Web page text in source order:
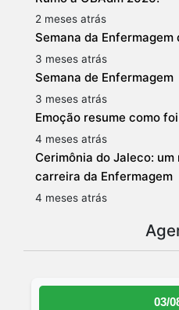
2 meses atrás
Semana da
3 meses atrás
Semana de Enfermagem
3 meses atrás
Emoção resume como
4 meses atrás
Cerimônia do Jaleco:
carreira da Enfermagem
4 meses atrás
03/